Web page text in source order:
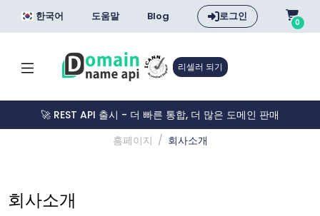
한국어 도움말 Blog 로그인 0
리셀러 되기
🚀 REST API 출시 - 더 빠른 통합, 더 많은 도메인 판매
홈페이지
회사소개
회사소개